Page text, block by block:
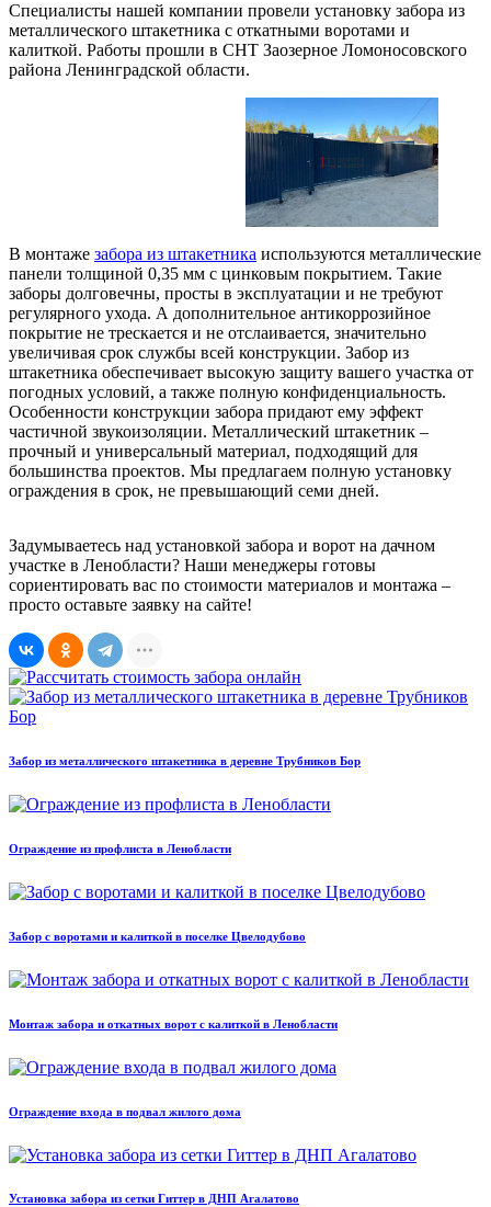
Специалисты нашей компании провели установку забора из
металлического штакетника с откатными воротами и
калиткой. Работы прошли в СНТ Заозерное Ломоносовского
района Ленинградской области.
В монтаже забора из штакетника используются металлические
панели толщиной 0,35 мм с цинковым покрытием. Такие
заборы долговечны, просты в эксплуатации и не требуют
регулярного ухода. А дополнительное антикоррозийное
покрытие не трескается и не отслаивается, значительно
увеличивая срок службы всей конструкции. Забор из
штакетника обеспечивает высокую защиту вашего участка от
погодных условий, а также полную конфиденциальность.
Особенности конструкции забора придают ему эффект
частичной звукоизоляции. Металлический штакетник –
прочный и универсальный материал, подходящий для
большинства проектов. Мы предлагаем полную установку
ограждения в срок, не превышающий семи дней.
Задумываетесь над установкой забора и ворот на дачном
участке в Ленобласти? Наши менеджеры готовы
сориентировать вас по стоимости материалов и монтажа –
просто оставьте заявку на сайте!
Забор из металлического штакетника в деревне Трубников Бор
Ограждение из профлиста в Ленобласти
Забор с воротами и калиткой в поселке Цвелодубово
Монтаж забора и откатных ворот с калиткой в Ленобласти
Ограждение входа в подвал жилого дома
Установка забора из сетки Гиттер в ДНП Агалатово